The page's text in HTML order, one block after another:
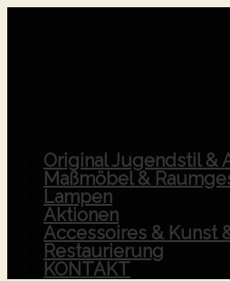
Original Jugendstil &
Maßmöbel &
Lampen
Aktionen
Accessoires & Kunst
Restaurierung
KONTAKT